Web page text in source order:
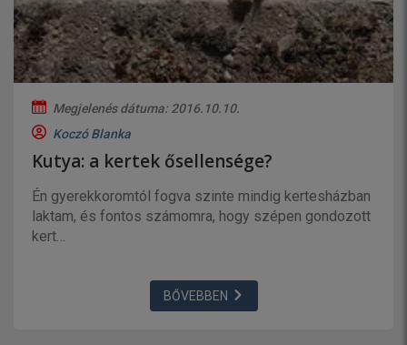
Megjelenés dátuma: 2016.10.10.
Koczó Blanka
Kutya: a kertek ősellensége?
Én gyerekkoromtól fogva szinte mindig kertesházban
laktam, és fontos számomra, hogy szépen gondozott
kert…
BŐVEBBEN